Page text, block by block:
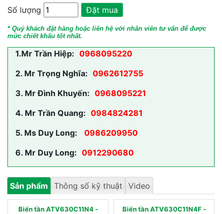
Số lượng Đặt mua
* Quý khách đặt hàng hoặc liên hệ với nhân viên tư vấn để được
mức chiết khấu tốt nhất.
1.Mr Trần Hiệp: 0968095220
2. Mr Trọng Nghĩa: 0962612755
3. Mr Đình Khuyến: 0968095221
4. Mr Trần Quang: 0984824281
5. Ms Duy Long:
0986209950
6. Mr Duy Long: 0912290680
Sản phẩm Thông số kỹ thuật Video
Biến tần ATV630C11N4 -
Biến tần ATV630C11N4F -